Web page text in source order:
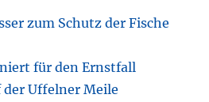
zum Schutz der Fische
für den Ernstfall
Uffelner Meile